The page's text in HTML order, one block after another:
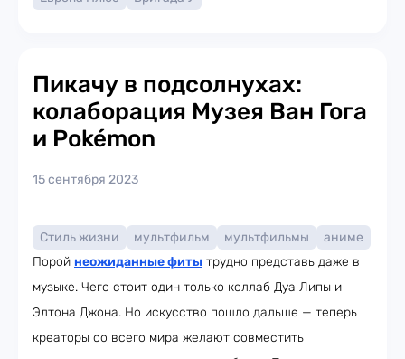
Пикачу в подсолнухах:
колаборация Музея Ван Гога
и Pokémon
15 сентября 2023
Стиль жизни мультфильм мультфильмы
аниме
Порой неожиданные фиты трудно представь даже в
музыке. Чего стоит один только коллаб Дуа Липы и
Элтона Джона. Но искусство пошло дальше — теперь
креаторы со всего мира желают совместить